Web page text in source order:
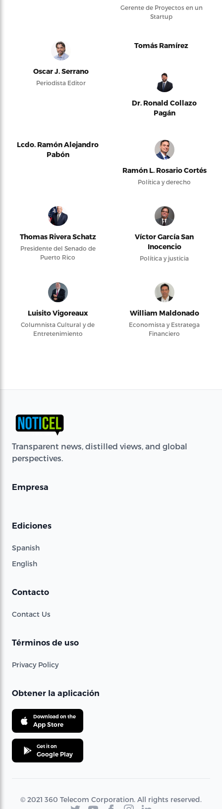
Gerente de Proyectos en un
Startup
Oscar J. Serrano
Periodista Editor
Tomás Ramírez
Dr. Ronald Collazo
Pagán
Lcdo. Ramón Alejandro
Pabón
Ramón L. Rosario Cortés
Política y derecho
Thomas Rivera Schatz
Presidente del Senado de
Puerto Rico
Víctor García San
Inocencio
Política y justicia
Luisito Vigoreaux
Columnista Cultural y de
Entretenimiento
William Maldonado
Economista y Estratega
Financiero
Transparent news, distilled views, and global
perspectives.
Empresa
Ediciones
Spanish
English
Contacto
Contact Us
Términos de uso
Privacy Policy
Obtener la aplicación
Download on the
App Store
Get it on
Google Play
© 2021 360 Telecom Corporation. All rights reserved.